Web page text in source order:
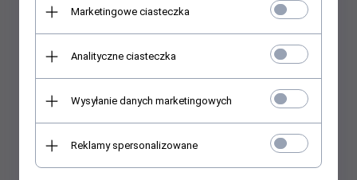
karcher
keysonic
Marketingowe ciasteczka
Analityczne ciasteczka
Wysyłanie danych marketingowych
Reklamy spersonalizowane